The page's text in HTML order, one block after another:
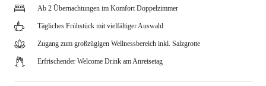
Ab 2 Übernachtungen im Komfort Doppelzimmer
Tägliches Frühstück mit vielfältiger Auswahl
Zugang zum großzügigen Wellnessbereich inkl. Salzgrotte
Erfrischender Welcome Drink am Anreisetag